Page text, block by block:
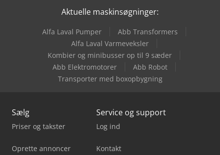
Aktuelle maskinsøgninger:
Alfa Laval Pumper
Abb Transformers
Alfa Laval Varmeveksler
Kombier og minibusser op til 9 sæder
Abb Elektromotorer
Abb Robot
Transporter med boxopbygning
Sælg
Priser og takster
Oprette annoncer
Service og support
Log ind
Kontakt